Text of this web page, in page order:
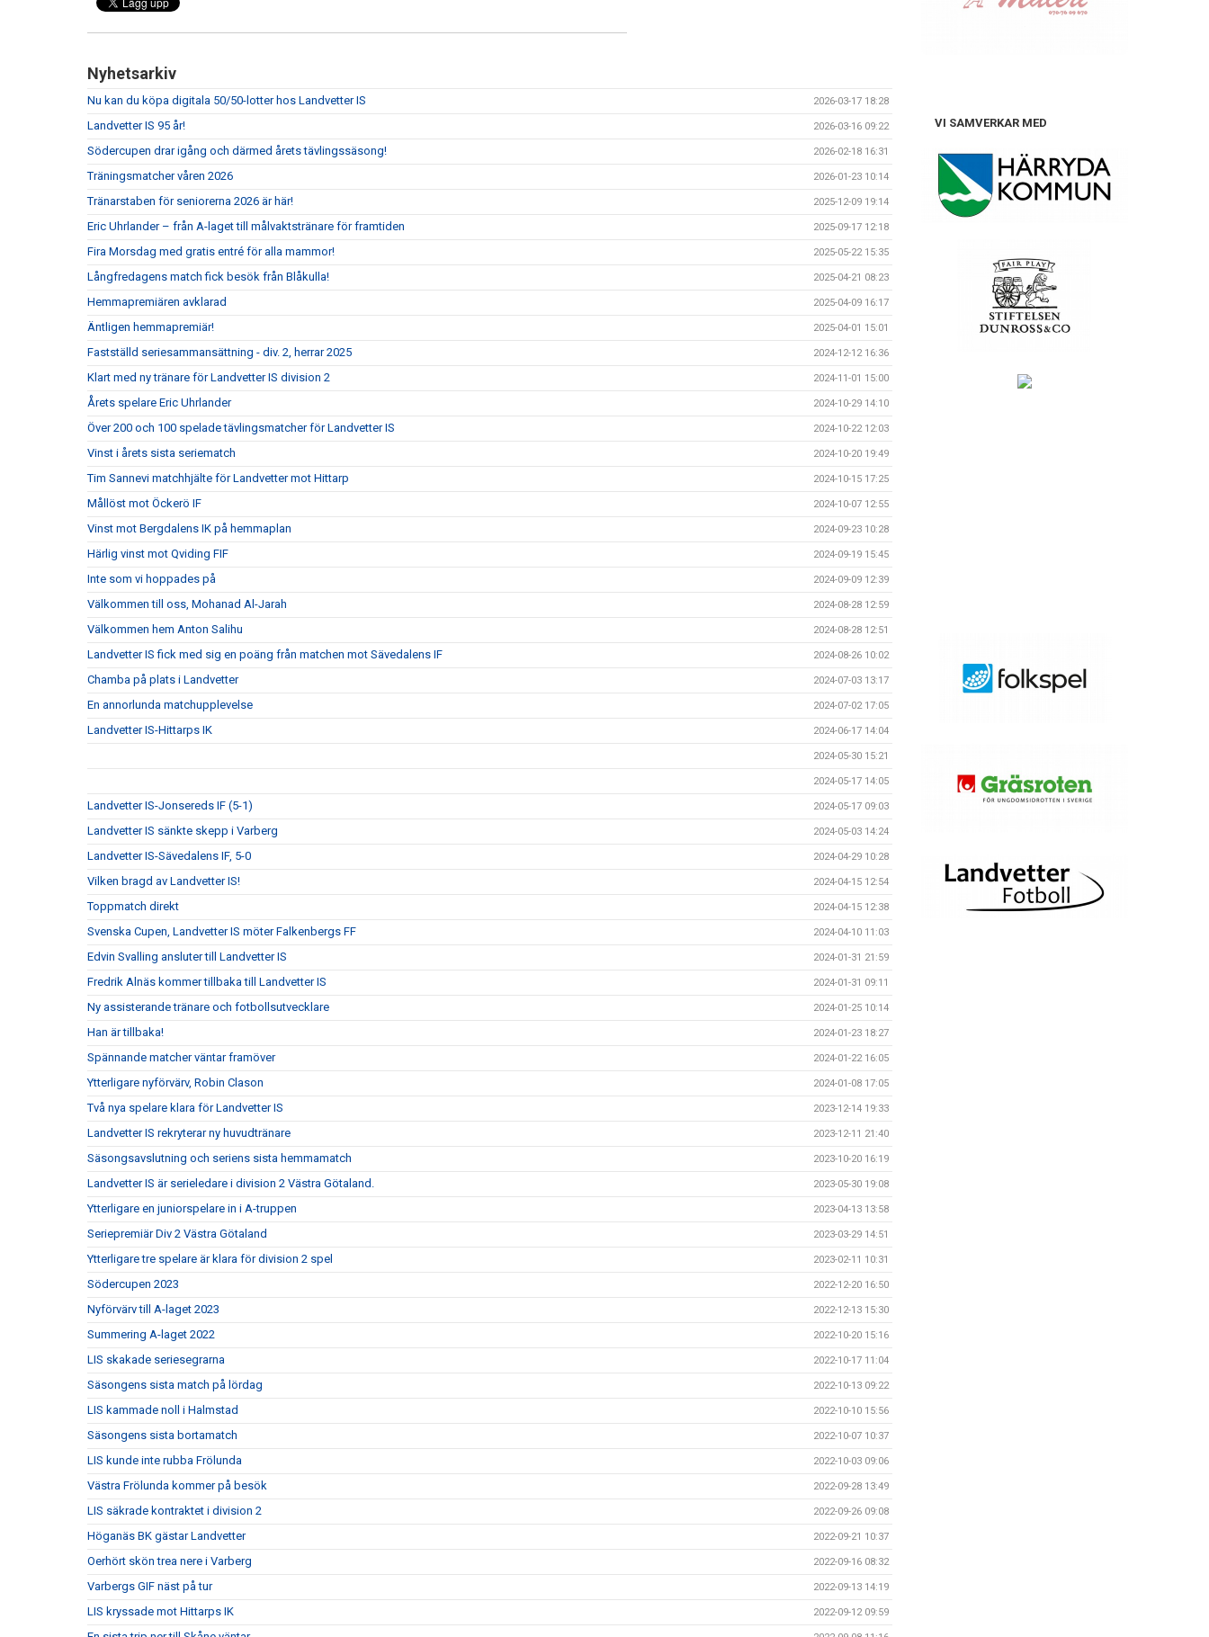
Nyhetsarkiv
Nu kan du köpa digitala 50/50-lotter hos Landvetter IS 2026-03-17 18:28
Landvetter IS 95 år! 2026-03-16 09:22
Södercupen drar igång och därmed årets tävlingssäsong! 2026-02-18 16:31
Träningsmatcher våren 2026 2026-01-23 10:14
Tränarstaben för seniorerna 2026 är här! 2025-12-09 19:14
Eric Uhrlander – från A-laget till målvaktstränare för framtiden 2025-09-17 12:18
Fira Morsdag med gratis entré för alla mammor! 2025-05-22 15:35
Långfredagens match fick besök från Blåkulla! 2025-04-21 08:23
Hemmapremiären avklarad 2025-04-09 16:17
Äntligen hemmapremiär! 2025-04-01 15:01
Fastställd seriesammansättning - div. 2, herrar 2025 2024-12-12 16:36
Klart med ny tränare för Landvetter IS division 2 2024-11-01 15:00
Årets spelare Eric Uhrlander 2024-10-29 14:10
Över 200 och 100 spelade tävlingsmatcher för Landvetter IS 2024-10-22 12:03
Vinst i årets sista seriematch 2024-10-20 19:49
Tim Sannevi matchhjälte för Landvetter mot Hittarp 2024-10-15 17:25
Mållöst mot Öckerö IF 2024-10-07 12:55
Vinst mot Bergdalens IK på hemmaplan 2024-09-23 10:28
Härlig vinst mot Qviding FIF 2024-09-19 15:45
Inte som vi hoppades på 2024-09-09 12:39
Välkommen till oss, Mohanad Al-Jarah 2024-08-28 12:59
Välkommen hem Anton Salihu 2024-08-28 12:51
Landvetter IS fick med sig en poäng från matchen mot Sävedalens IF 2024-08-26 10:02
Chamba på plats i Landvetter 2024-07-03 13:17
En annorlunda matchupplevelse 2024-07-02 17:05
Landvetter IS-Hittarps IK 2024-06-17 14:04
2024-05-30 15:21
2024-05-17 14:05
Landvetter IS-Jonsereds IF (5-1) 2024-05-17 09:03
Landvetter IS sänkte skepp i Varberg 2024-05-03 14:24
Landvetter IS-Sävedalens IF, 5-0 2024-04-29 10:28
Vilken bragd av Landvetter IS! 2024-04-15 12:54
Toppmatch direkt 2024-04-15 12:38
Svenska Cupen, Landvetter IS möter Falkenbergs FF 2024-04-10 11:03
Edvin Svalling ansluter till Landvetter IS 2024-01-31 21:59
Fredrik Alnäs kommer tillbaka till Landvetter IS 2024-01-31 09:11
Ny assisterande tränare och fotbollsutvecklare 2024-01-25 10:14
Han är tillbaka! 2024-01-23 18:27
Spännande matcher väntar framöver 2024-01-22 16:05
Ytterligare nyförvärv, Robin Clason 2024-01-08 17:05
Två nya spelare klara för Landvetter IS 2023-12-14 19:33
Landvetter IS rekryterar ny huvudtränare 2023-12-11 21:40
Säsongsavslutning och seriens sista hemmamatch 2023-10-20 16:19
Landvetter IS är serieledare i division 2 Västra Götaland. 2023-05-30 19:08
Ytterligare en juniorspelare in i A-truppen 2023-04-13 13:58
Seriepremiär Div 2 Västra Götaland 2023-03-29 14:51
Ytterligare tre spelare är klara för division 2 spel 2023-02-11 10:31
Södercupen 2023 2022-12-20 16:50
Nyförvärv till A-laget 2023 2022-12-13 15:30
Summering A-laget 2022 2022-10-20 15:16
LIS skakade seriesegrarna 2022-10-17 11:04
Säsongens sista match på lördag 2022-10-13 09:22
LIS kammade noll i Halmstad 2022-10-10 15:56
Säsongens sista bortamatch 2022-10-07 10:37
LIS kunde inte rubba Frölunda 2022-10-03 09:06
Västra Frölunda kommer på besök 2022-09-28 13:49
LIS säkrade kontraktet i division 2 2022-09-26 09:08
Höganäs BK gästar Landvetter 2022-09-21 10:37
Oerhört skön trea nere i Varberg 2022-09-16 08:32
Varbergs GIF näst på tur 2022-09-13 14:19
LIS kryssade mot Hittarps IK 2022-09-12 09:59
VI SAMVERKAR MED